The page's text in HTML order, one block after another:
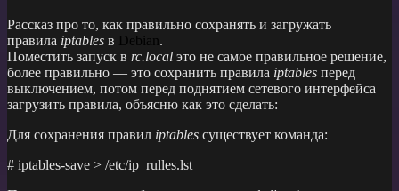
Рассказ про то, как правильно сохранять и загружать
правила iptables в Debian.
Поместить запуск в rc.local это не самое правильное решение,
более правильно — это сохранить правила iptables перед
выключением, потом перед поднятием сетевого интерфейса
загрузить правила, объясню как это сделать:
Для сохранения правил iptables существует команда:
# iptables-save > /etc/ip_rulles.lst